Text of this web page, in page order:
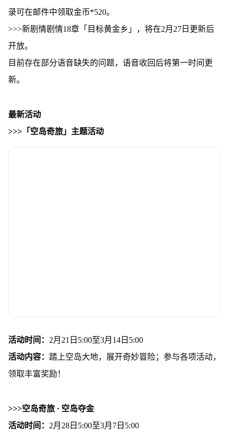
录可在邮件中领取金币*520。
>>>新剧情剧情18章「目标黄金乡」，将在2月27日更新后
开放。
目前存在部分语音缺失的问题，语音收回后将第一时间更
新。
最新活动
>>>「空岛奇旅」主题活动
活动时间： 2月21日5:00至3月14日5:00
活动内容： 踏上空岛大地，展开奇妙冒险；参与各项活动，
领取丰富奖励！
>>>空岛奇旅 · 空岛夺金
活动时间： 2月28日5:00至3月7日5:00